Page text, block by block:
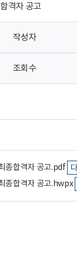
격자 공고
작성자
조회수
종합격자 공고.pdf
종합격자 공고.hwpx